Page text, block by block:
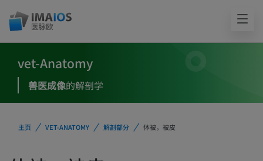
vet-Anatomy
兽医成像的解剖学
主页 VET-ANATOMY 解剖部分 体被，被皮